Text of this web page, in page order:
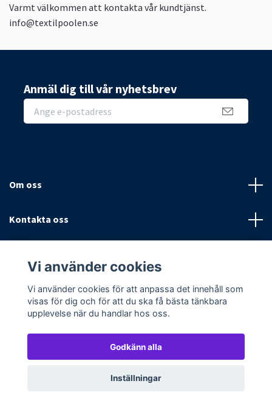
Varmt välkommen att kontakta vår kundtjänst.
info@textilpoolen.se
Anmäl dig till vår nyhetsbrev
Om oss
Kontakta oss
Sociala medier
© 2026 TextilpoolenPowered by Quickbutik
Vi använder cookies
Vi använder cookies för att anpassa det innehåll som
visas för dig och för att du ska få bästa tänkbara
upplevelse när du handlar hos oss.
Godkänn alla
Inställningar